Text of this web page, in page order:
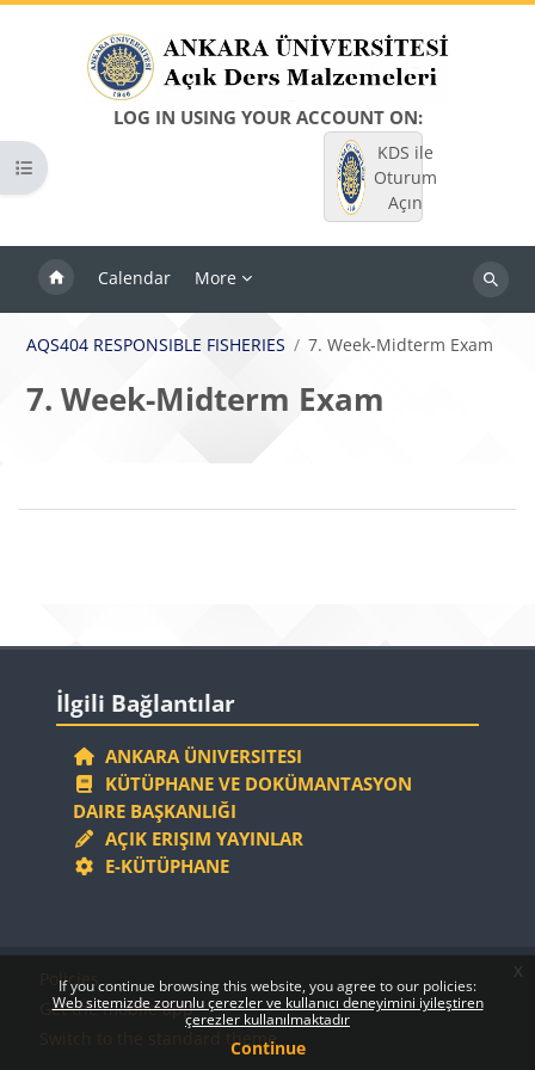
If you continue browsing this website, you agree to our policies:
Web sitemizde zorunlu çerezler ve kullanıcı deneyimini iyileştiren
çerezler kullanılmaktadır
Continue
x
LOG IN USING YOUR ACCOUNT ON:
KDS ile
Oturum
Açın
Calendar More
Search
Open course index
AQS404 RESPONSIBLE FISHERIES 7. Week-Midterm Exam
7. Week-Midterm Exam
Blocks
Section outline
Blocks
İlgili Bağlantılar
ANKARA ÜNIVERSITESI
KÜTÜPHANE VE DOKÜMANTASYON
DAIRE BAŞKANLIĞI
AÇIK ERIŞIM YAYINLAR
E-KÜTÜPHANE
Blocks
Blocks
Policies
Get the mobile app
Switch to the standard theme